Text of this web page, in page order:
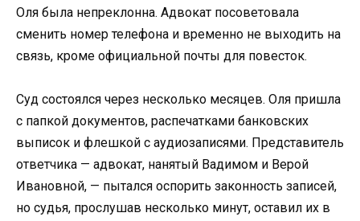
Оля была непреклонна. Адвокат посоветовала
сменить номер телефона и временно не выходить на
связь, кроме официальной почты для повесток.
Суд состоялся через несколько месяцев. Оля пришла
с папкой документов, распечатками банковских
выписок и флешкой с аудиозаписями. Представитель
ответчика — адвокат, нанятый Вадимом и Верой
Ивановной, — пытался оспорить законность записей,
но судья, прослушав несколько минут, оставил их в